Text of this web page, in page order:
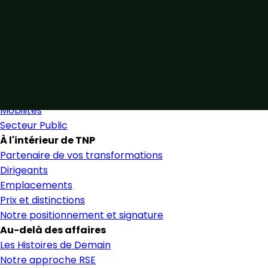
Mobilités
Secteur Public
À l'intérieur de TNP
Partenaire de vos transformations
Dirigeants
Emplacements
Prix et distinctions
Notre positionnement et signature
Au-delà des affaires
Les Histoires de Demain
Notre approche RSE